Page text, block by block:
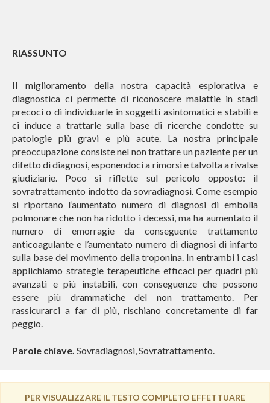
RIASSUNTO
Il miglioramento della nostra capacità esplorativa e
diagnostica ci permette di riconoscere malattie in stadi
precoci o di individuarle in soggetti asintomatici e stabili e
ci induce a trattarle sulla base di ricerche condotte su
patologie più gravi e più acute. La nostra principale
preoccupazione consiste nel non trattare un paziente per un
difetto di diagnosi, esponendoci a rimorsi e talvolta a rivalse
giudiziarie. Poco si riflette sul pericolo opposto: il
sovratrattamento indotto da sovradiagnosi. Come esempio
si riportano l’aumentato numero di diagnosi di embolia
polmonare che non ha ridotto i decessi, ma ha aumentato il
numero di emorragie da conseguente trattamento
anticoagulante e l’aumentato numero di diagnosi di infarto
sulla base del movimento della troponina. In entrambi i casi
applichiamo strategie terapeutiche efficaci per quadri più
avanzati e più instabili, con conseguenze che possono
essere più drammatiche del non trattamento. Per
rassicurarci a far di più, rischiano concretamente di far
peggio.
Parole chiave. Sovradiagnosi, Sovratrattamento.
PER VISUALIZZARE IL TESTO COMPLETO EFFETTUARE